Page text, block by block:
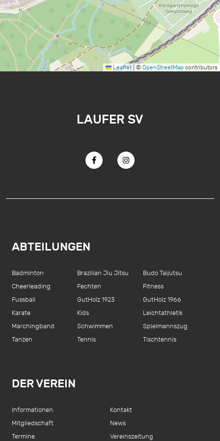
Leaflet |© OpenStreetMap contributors
LAUFER SV
ABTEILUNGEN
Badminton Brazilian Jiu Jitsu
Budo Taijutsu
Cheerleading
Fechten
Fitness
Fussball
GutHolz 1923
GutHolz 1966
Karate
Kids
Leichtathletik
Marchingband
Schwimmen
Spielmannszug
Tanzen
Tennis Tischtennis
DER VEREIN
Informationen
Kontakt
Mitgliedschaft
News
Termine
Vereinszeitung